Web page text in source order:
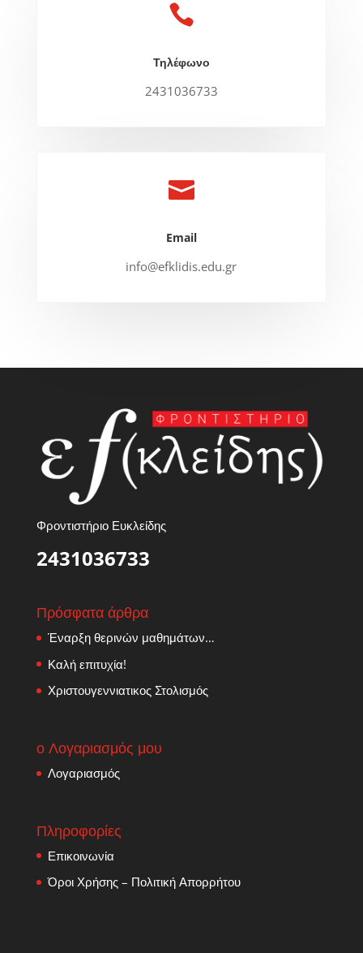

Τηλέφωνο
2431036733

Email
info@efklidis.edu.gr
Φροντιστήριο Ευκλείδης
2431036733
Πρόσφατα άρθρα
Έναρξη θερινών μαθημάτων…
Καλή επιτυχία!
Χριστουγεννιατικος Στολισμός
ο Λογαριασμός μου
Λογαριασμός
Πληροφορίες
Επικοινωνία
Όροι Χρήσης – Πολιτική Απορρήτου